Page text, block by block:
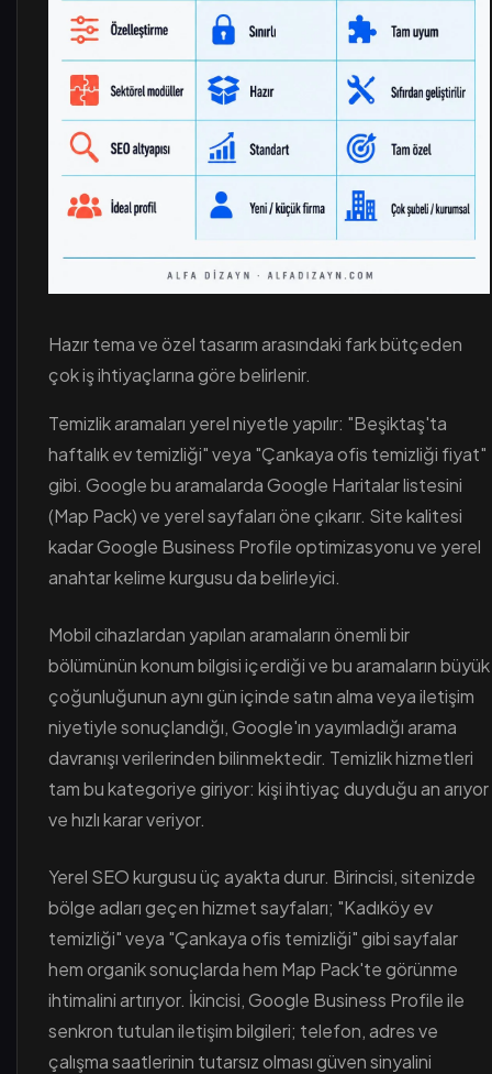
Hazır tema ve özel tasarım arasındaki fark bütçeden
çok iş ihtiyaçlarına göre belirlenir.
Temizlik aramaları yerel niyetle yapılır: "Beşiktaş'ta
haftalık ev temizliği" veya "Çankaya ofis temizliği fiyat"
gibi. Google bu aramalarda Google Haritalar listesini
(Map Pack) ve yerel sayfaları öne çıkarır. Site kalitesi
kadar Google Business Profile optimizasyonu ve yerel
anahtar kelime kurgusu da belirleyici.
Mobil cihazlardan yapılan aramaların önemli bir
bölümünün konum bilgisi içerdiği ve bu aramaların büyük
çoğunluğunun aynı gün içinde satın alma veya iletişim
niyetiyle sonuçlandığı, Google'ın yayımladığı arama
davranışı verilerinden bilinmektedir. Temizlik hizmetleri
tam bu kategoriye giriyor: kişi ihtiyaç duyduğu an arıyor
ve hızlı karar veriyor.
Yerel SEO kurgusu üç ayakta durur. Birincisi, sitenizde
bölge adları geçen hizmet sayfaları; "Kadıköy ev
temizliği" veya "Çankaya ofis temizliği" gibi sayfalar
hem organik sonuçlarda hem Map Pack'te görünme
ihtimalini artırıyor. İkincisi, Google Business Profile ile
senkron tutulan iletişim bilgileri; telefon, adres ve
çalışma saatlerinin tutarsız olması güven sinyalini